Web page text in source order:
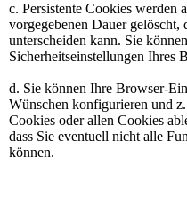
c. Persistente Cookies werden
vorgegebenen Dauer gelöscht,
unterscheiden kann. Sie
Sicherheitseinstellungen Ihres
d. Sie können Ihre Browser-
Wünschen konfigurieren und
Cookies oder allen Cookies
dass Sie eventuell nicht alle
können.